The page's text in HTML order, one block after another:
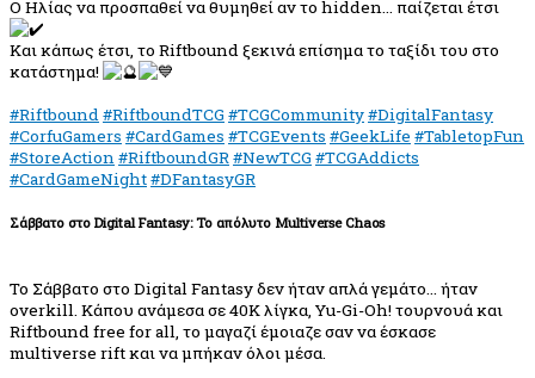
Ο Ηλίας να προσπαθεί να θυμηθεί αν το hidden… παίζεται έτσι
Και κάπως έτσι, το Riftbound ξεκινά επίσημα το ταξίδι του στο
κατάστημα!
#Riftbound #RiftboundTCG #TCGCommunity#DigitalFantasy
#CorfuGamers #CardGames #TCGEvents #GeekLife #TabletopFun
#StoreAction #RiftboundGR #NewTCG #TCGAddicts
#CardGameNight#DFantasyGR
Σάββατο στο Digital Fantasy: Το απόλυτο Multiverse Chaos
Το Σάββατο στο Digital Fantasy δεν ήταν απλά γεμάτο… ήταν
overkill. Κάπου ανάμεσα σε 40K λίγκα, Yu-Gi-Oh! τουρνουά και
Riftbound free for all, το μαγαζί έμοιαζε σαν να έσκασε
multiverse rift και να μπήκαν όλοι μέσα.